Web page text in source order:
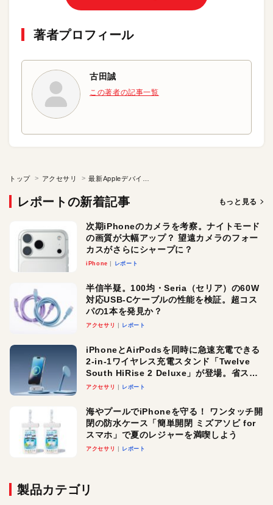
著者プロフィール
古田誠
この著者の記事一覧
トップ アクセサリ
レポートの新着記事 もっと見る
次期iPhoneのカメラを考察。ナイトモード
の画質が大幅アップ？ 望遠カメラのフォー
カスがさらにシャープに？
iPhone レポート
半信半疑。100均・Seria（セリア）の60W
対応USB-Cケーブルの性能を検証。超コス
パの1本を発見か？
アクセサリ レポート
iPhoneとAirPodsを同時に急速充電できる
2-in-1ワイヤレス充電スタンド「Twelve
South HiRise 2 Deluxe」が登場。省スペ
ースでおしゃれに充電したい人にオスス
アクセサリ レポート
海やプールでiPhoneを守る！ ワンタッチ開
閉の防水ケース「簡単開閉 ミズアソビ for
スマホ」で夏のレジャーを満喫しよう
アクセサリ レポート
製品カテゴリ